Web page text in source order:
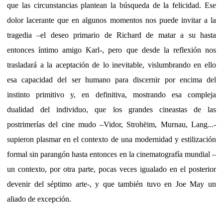
que las circunstancias plantean la búsqueda de la felicidad. Ese
dolor lacerante que en algunos momentos nos puede invitar a la
tragedia –el deseo primario de Richard de matar a su hasta
entonces íntimo amigo Karl-, pero que desde la reflexión nos
trasladará a la aceptación de lo inevitable, vislumbrando en ello
esa capacidad del ser humano para discernir por encima del
instinto primitivo y, en definitiva, mostrando esa compleja
dualidad del individuo, que los grandes cineastas de las
postrimerías del cine mudo –Vidor, Strohëim, Murnau, Lang...-
supieron plasmar en el contexto de una modernidad y estilización
formal sin parangón hasta entonces en la cinematografía mundial –
un contexto, por otra parte, pocas veces igualado en el posterior
devenir del séptimo arte-, y que también tuvo en Joe May un
aliado de excepción.